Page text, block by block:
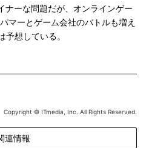
ーな問題だが、オンラインゲー
マーとゲーム会社のバトルも増え
想している。
Copyright © ITmedia, Inc. All Rights Reserved.
連情報